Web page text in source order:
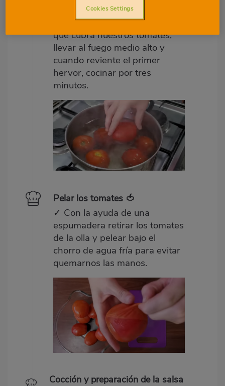
Escaldado de los tomates 🍅
✓ Poner en una olla con agua
que cubra nuestros tomates,
llevar al fuego medio alto y
cuando reviente el primer
hervor, cocinar por tres
minutos.
Pelar los tomates 🍅
✓ Con la ayuda de una
espumadera retirar los tomates
de la olla y pelear bajo el
chorro de agua fría para evitar
quemarnos las manos.
Cocción y preparación de la salsa
Cookies Settings